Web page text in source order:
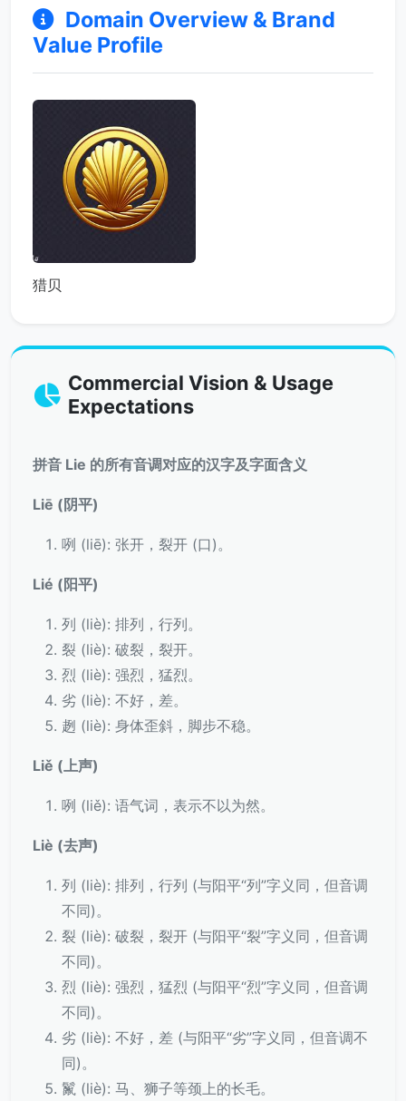
Domain Overview & Brand
Value Profile
猎贝
Commercial Vision & Usage
Expectations
拼音 Lie 的所有音调对应的汉字及字面含义
Liē (阴平)
咧 (liē): 张开，裂开 (口)。
Lié (阳平)
列 (liè): 排列，行列。
裂 (liè): 破裂，裂开。
烈 (liè): 强烈，猛烈。
劣 (liè): 不好，差。
趔 (liè): 身体歪斜，脚步不稳。
Liě (上声)
咧 (liě): 语气词，表示不以为然。
Liè (去声)
列 (liè): 排列，行列 (与阳平“列”字义同，但音调
不同)。
裂 (liè): 破裂，裂开 (与阳平“裂”字义同，但音调
不同)。
烈 (liè): 强烈，猛烈 (与阳平“烈”字义同，但音调
不同)。
劣 (liè): 不好，差 (与阳平“劣”字义同，但音调不
同)。
鬣 (liè): 马、狮子等颈上的长毛。